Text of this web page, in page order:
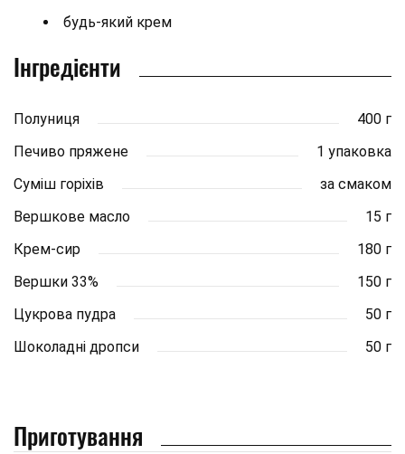
будь-який крем
Інгредієнти
Полуниця
400 г
Печиво пряжене
1 упаковка
Суміш горіхів
за смаком
Вершкове масло
15 г
Крем-сир
180 г
Вершки 33%
150 г
Цукрова пудра
50 г
Шоколадні дропси
50 г
Приготування